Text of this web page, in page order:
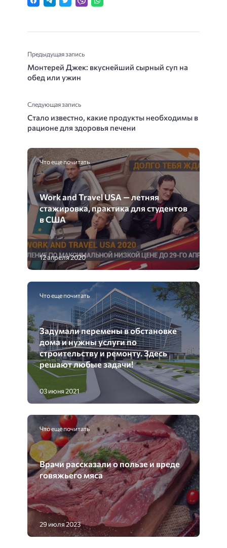
Предыдущая запись
Монтерей Джек: вкуснейший сырный суп на
обед или ужин
Следующая запись
Стало известно, какие продукты необходимы в
рационе для здоровья печени
Что еще почитать
Work and Travel USA — летняя
стажировка, практика для студентов
в США
12 апреля 2020
Что еще почитать
Задумали перемены в обстановке
дома и нужны услуги по
строительству и ремонту. Здесь
решают любые задачи!
03 июня 2021
Что еще почитать
Врачи рассказали о пользе и вреде
говяжьего мяса
29 июля 2023